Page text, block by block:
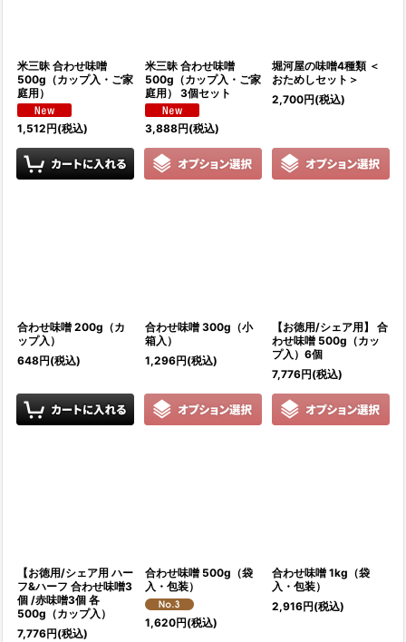
米三昧 合わせ味噌
500g（カップ入・ご家
庭用）
1,512円(税込)
米三昧 合わせ味噌
500g（カップ入・ご家
庭用） 3個セット
3,888円(税込)
堀河屋の味噌4種類 ＜
おためしセット＞
2,700円(税込)
合わせ味噌 200g（カ
ップ入）
648円(税込)
合わせ味噌 300g（小
箱入）
1,296円(税込)
【お徳用/シェア用】 合
わせ味噌 500g（カッ
プ入）6個
7,776円(税込)
【お徳用/シェア用 ハー
フ&ハーフ 合わせ味噌3
個 /赤味噌3個 各
500g（カップ入）
7,776円(税込)
合わせ味噌 500g（袋
入・包装）
1,620円(税込)
合わせ味噌 1kg（袋
入・包装）
2,916円(税込)